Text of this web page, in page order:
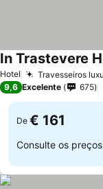
Hotel Travesseiros
In Trastevere
9,6 Excelente 675
De € 161
Consulte os